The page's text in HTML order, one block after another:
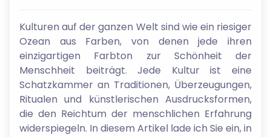
Kulturen auf der ganzen Welt sind wie ein riesiger
Ozean aus Farben, von denen jede ihren
einzigartigen Farbton zur Schönheit der
Menschheit beiträgt. Jede Kultur ist eine
Schatzkammer an Traditionen, Überzeugungen,
Ritualen und künstlerischen Ausdrucksformen,
die den Reichtum der menschlichen Erfahrung
widerspiegeln. In diesem Artikel lade ich Sie ein, in